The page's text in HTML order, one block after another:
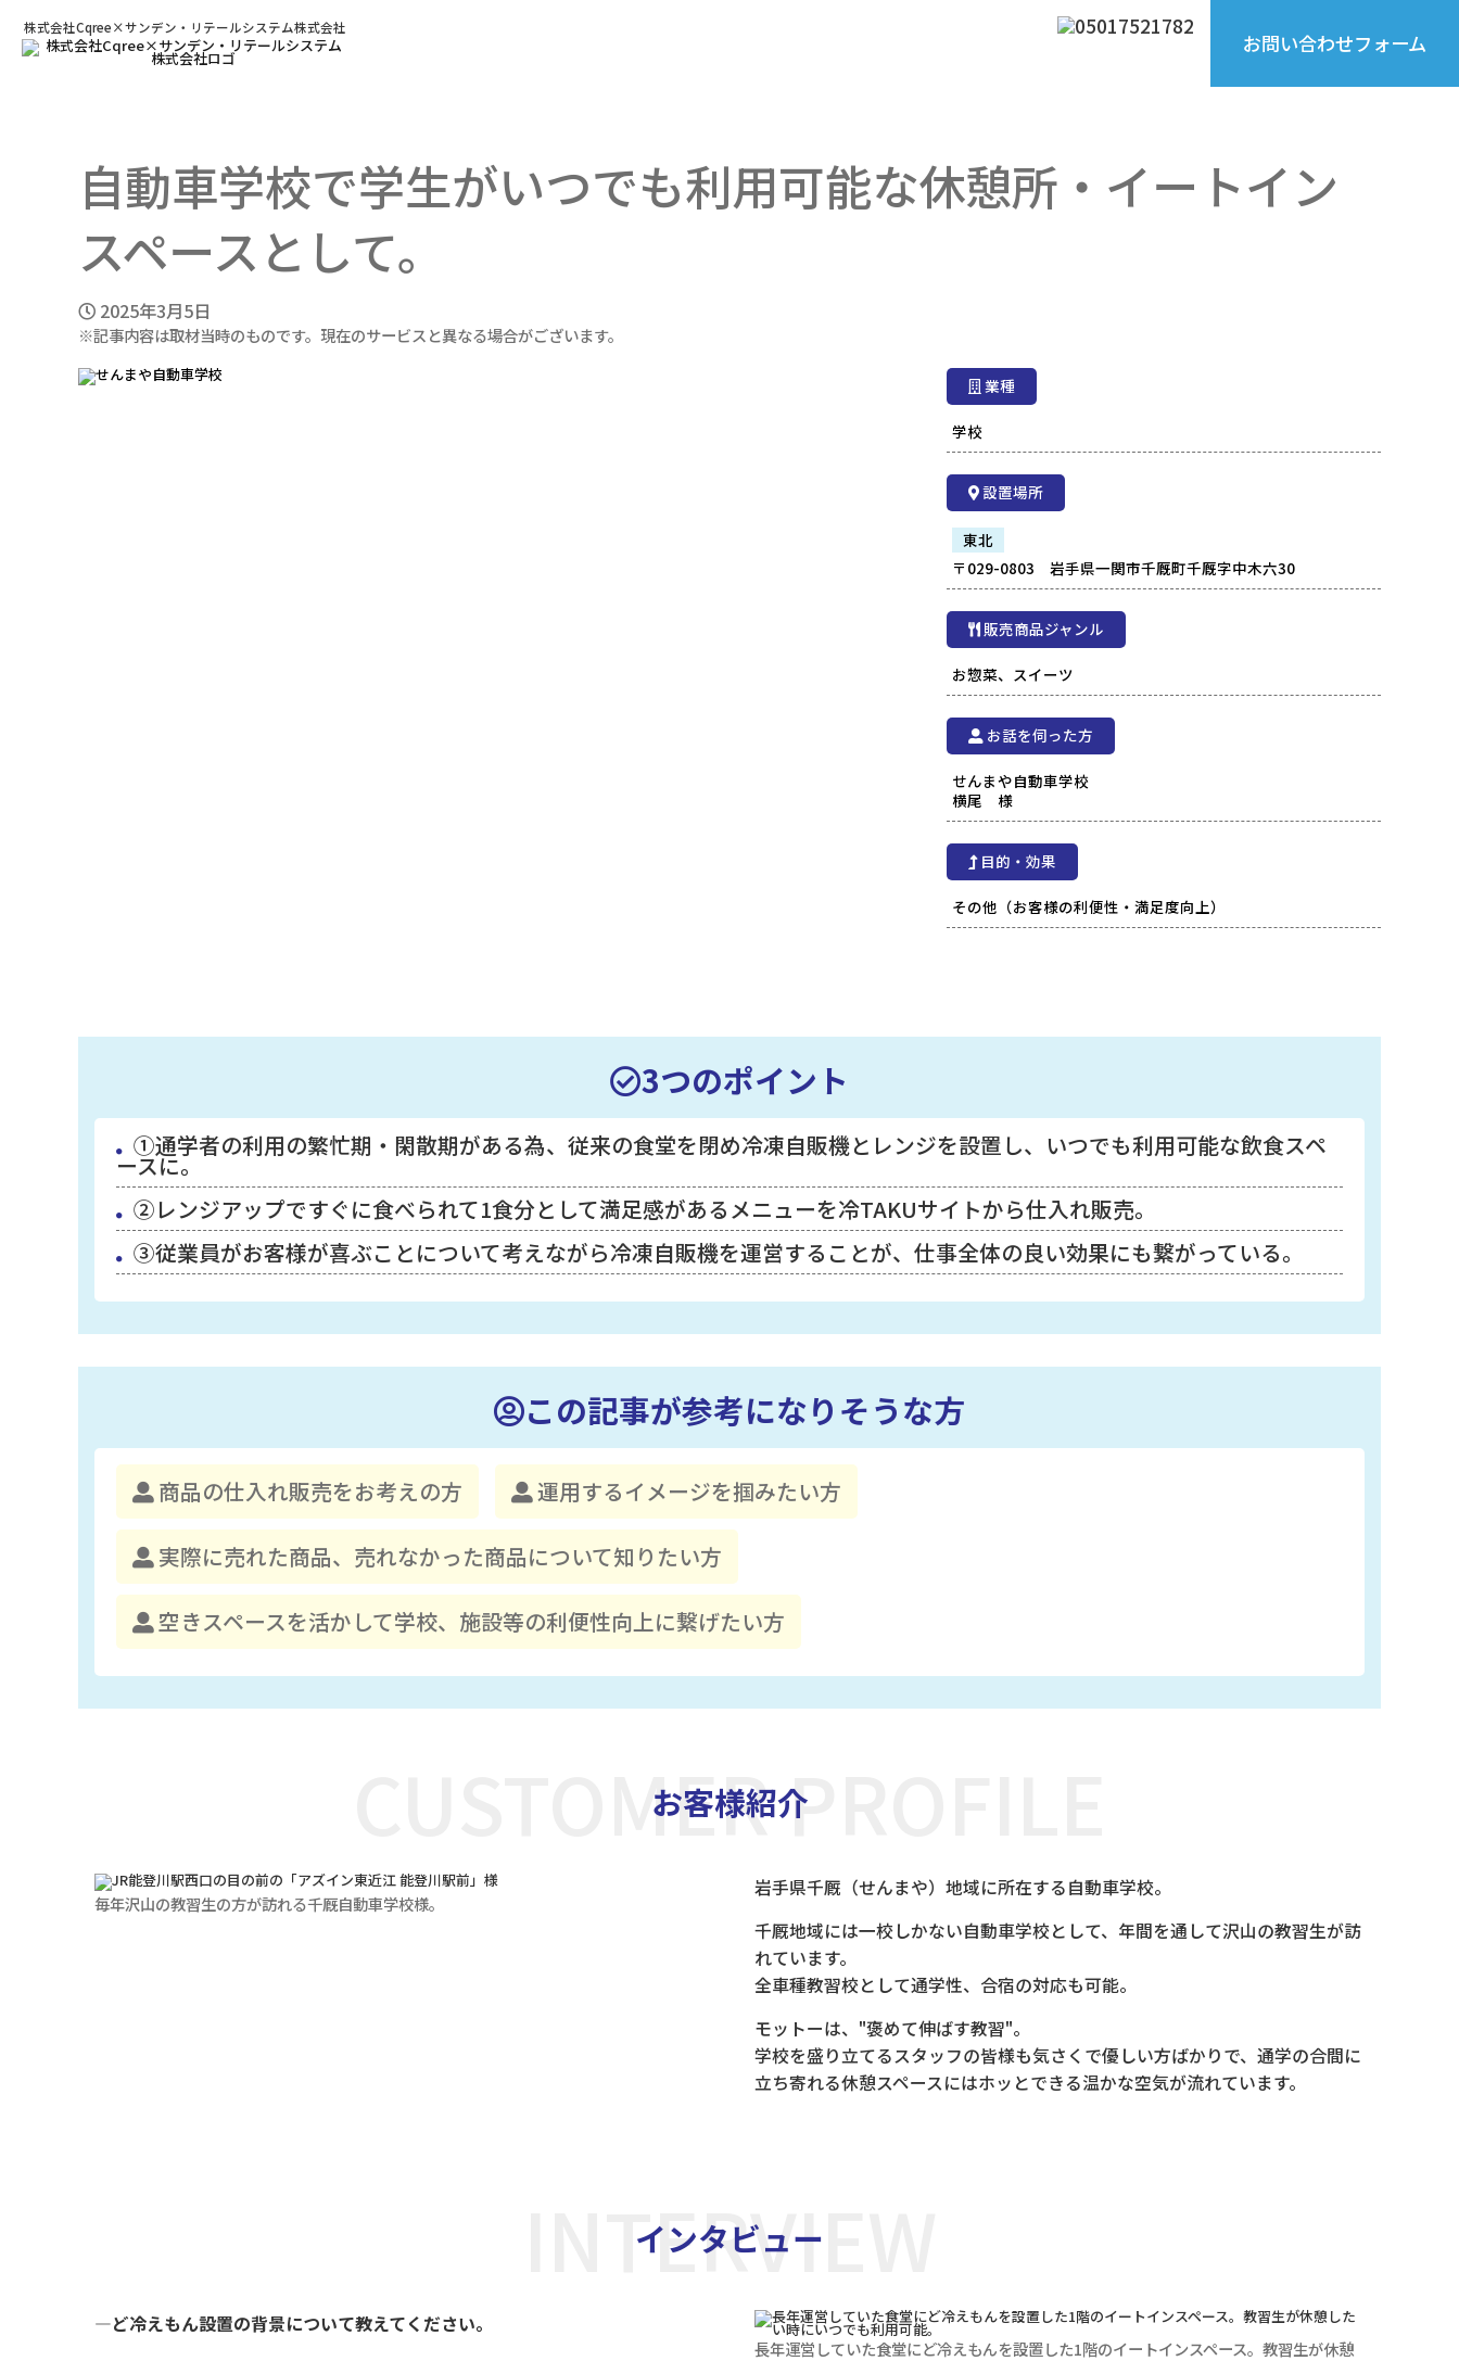
株式会社Cqree×サンデン・リテールシステム株式会社
お問い合わせフォーム
自動車学校で学生がいつでも利用可能な休憩所・イートイン
スペースとして。
2025年3月5日
※記事内容は取材当時のものです。現在のサービスと異なる場合がございます。
業種
学校
設置場所
東北
〒029-0803 岩手県一関市千厩町千厩字中木六30
販売商品ジャンル
お惣菜、スイーツ
お話を伺った方
せんまや自動車学校
横尾 様
目的・効果
その他（お客様の利便性・満足度向上）
3つのポイント
①通学者の利用の繁忙期・閑散期がある為、従来の食堂を閉め冷凍自販機とレンジを設置し、いつでも利用可能な飲食スペ
ースに。
②レンジアップですぐに食べられて1食分として満足感があるメニューを冷TAKUサイトから仕入れ販売。
③従業員がお客様が喜ぶことについて考えながら冷凍自販機を運営することが、仕事全体の良い効果にも繋がっている。
この記事が参考になりそうな方
商品の仕入れ販売をお考えの方 運用するイメージを掴みたい方
実際に売れた商品、売れなかった商品について知りたい方
空きスペースを活かして学校、施設等の利便性向上に繋げたい方
お客様紹介
CUSTOMER PROFILE
毎年沢山の教習生の方が訪れる千厩自動車学校様。
岩手県千厩（せんまや）地域に所在する自動車学校。
千厩地域には一校しかない自動車学校として、年間を通して沢山の教習生が訪
れています。
全車種教習校として通学性、合宿の対応も可能。
モットーは、"褒めて伸ばす教習"。
学校を盛り立てるスタッフの皆様も気さくで優しい方ばかりで、通学の合間に
立ち寄れる休憩スペースにはホッとできる温かな空気が流れています。
インタビュー
INTERVIEW
長年運営していた食堂にど冷えもんを設置した1階のイートインスペース。教習生が休憩
―ど冷えもん設置の背景について教えてください。